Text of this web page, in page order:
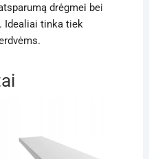
drėgmei bei
Idealiai tinka tiek